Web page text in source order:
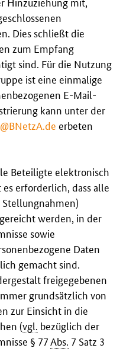
Dies schließt die
zum Empfang
sind. Für die Nutzung
ist eine einmalige
E-Mail-
kann unter der
erbeten
Beteiligte elektronisch
erforderlich, dass alle
werden, in der
sowie
Daten
gemacht sind.
freigegebenen
grundsätzlich von
zur Einsicht in die
(vgl. bezüglich der
§ 77 Abs. 7 Satz 3